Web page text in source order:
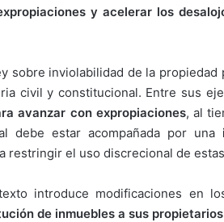
y acelerar los
sobre inviolabilidad de la
civil y constitucional. Entre sus
avanzar con expropiaciones, al
debe estar acompañada por una
restringir el uso discrecional de
introduce modificaciones en
de inmuebles a sus propietarios